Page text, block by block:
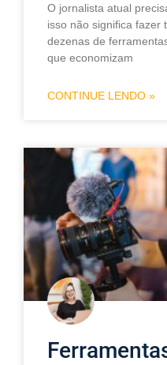
O jornalista atual
isso não significa fazer
dezenas de
que economizam
CONTINUE LENDO »